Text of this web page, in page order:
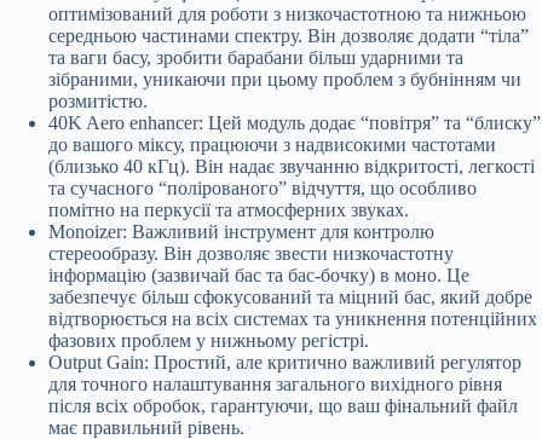
оптимізований для роботи з низкочастотною та нижньою
середньою частинами спектру. Він дозволяє додати “тіла”
та ваги басу, зробити барабани більш ударними та
зібраними, уникаючи при цьому проблем з бубнінням чи
розмитістю.
40K Aero enhancer: Цей модуль додає “повітря” та “блиску”
до вашого міксу, працюючи з надвисокими частотами
(близько 40 кГц). Він надає звучанню відкритості, легкості
та сучасного “полірованого” відчуття, що особливо
помітно на перкусії та атмосферних звуках.
Monoizer: Важливий інструмент для контролю
стереообразу. Він дозволяє звести низкочастотну
інформацію (зазвичай бас та бас-бочку) в моно. Це
забезпечує більш сфокусований та міцний бас, який добре
відтворюється на всіх системах та уникнення потенційних
фазових проблем у нижньому регістрі.
Output Gain: Простий, але критично важливий регулятор
для точного налаштування загального вихідного рівня
після всіх обробок, гарантуючи, що ваш фінальний файл
має правильний рівень.